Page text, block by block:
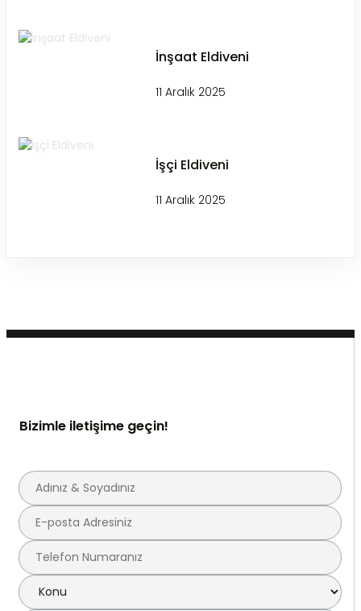
İnşaat Eldiveni
11 Aralık 2025
İşçi Eldiveni
11 Aralık 2025
Bizimle iletişime geçin!